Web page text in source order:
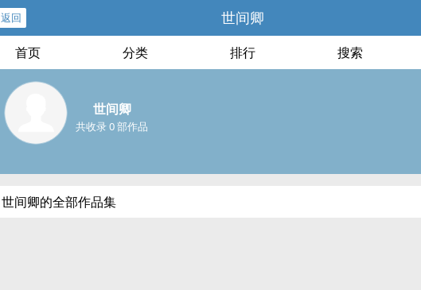
返回 世间卿
首页 分类 排行 搜索
世间卿
共收录 0 部作品
世间卿的全部作品集